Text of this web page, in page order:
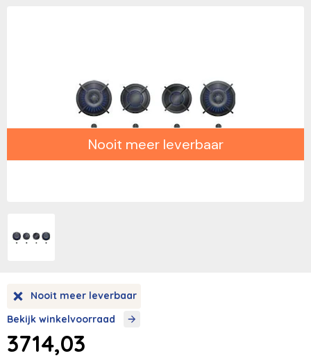
Nooit meer leverbaar
Nooit meer leverbaar
Bekijk winkelvoorraad
3714,03